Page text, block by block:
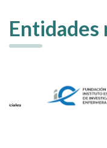
Entidades